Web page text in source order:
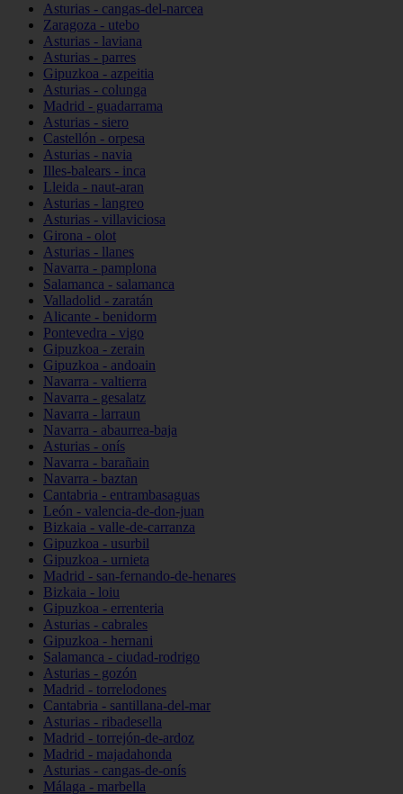
Asturias - cangas-del-narcea
Zaragoza - utebo
Asturias - laviana
Asturias - parres
Gipuzkoa - azpeitia
Asturias - colunga
Madrid - guadarrama
Asturias - siero
Castellón - orpesa
Asturias - navia
Illes-balears - inca
Lleida - naut-aran
Asturias - langreo
Asturias - villaviciosa
Girona - olot
Asturias - llanes
Navarra - pamplona
Salamanca - salamanca
Valladolid - zaratán
Alicante - benidorm
Pontevedra - vigo
Gipuzkoa - zerain
Gipuzkoa - andoain
Navarra - valtierra
Navarra - gesalatz
Navarra - larraun
Navarra - abaurrea-baja
Asturias - onís
Navarra - barañain
Navarra - baztan
Cantabria - entrambasaguas
León - valencia-de-don-juan
Bizkaia - valle-de-carranza
Gipuzkoa - usurbil
Gipuzkoa - urnieta
Madrid - san-fernando-de-henares
Bizkaia - loiu
Gipuzkoa - errenteria
Asturias - cabrales
Gipuzkoa - hernani
Salamanca - ciudad-rodrigo
Asturias - gozón
Madrid - torrelodones
Cantabria - santillana-del-mar
Asturias - ribadesella
Madrid - torrejón-de-ardoz
Madrid - majadahonda
Asturias - cangas-de-onís
Málaga - marbella